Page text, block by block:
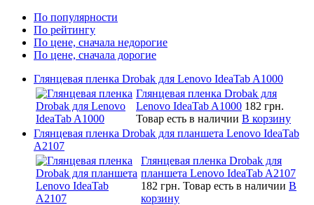
По популярности
По рейтингу
По цене, сначала недорогие
По цене, сначала дорогие
Глянцевая пленка Drobak для Lenovo IdeaTab A1000
Глянцевая пленка Drobak для
Lenovo IdeaTab A1000 182 грн.
Товар есть в наличии В корзину
Глянцевая пленка Drobak для планшета Lenovo IdeaTab
A2107
Глянцевая пленка Drobak для
планшета Lenovo IdeaTab A2107
182 грн. Товар есть в наличии В
корзину